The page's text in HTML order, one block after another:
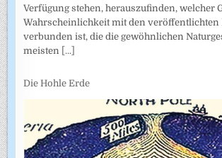
Verfügung stehen, herauszufinden, welcher
Wahrscheinlichkeit mit den veröffentlichten
verbunden ist, die die gewöhnlichen
meisten [...]
Die Hohle Erde